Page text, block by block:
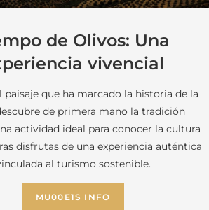
de Olivos: Una
vivencial
paisaje que ha marcado la historia de la
de primera mano la tradición
actividad ideal para conocer la cultura
disfrutas de una experiencia auténtica
al turismo sostenible.
MU00E1S INFO